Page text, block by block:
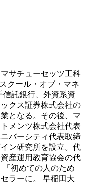
サチューセッツ工科
クール・オブ・マネ
信託銀行、外資系資
クス証券株式会社の
となる。その後、マ
メンツ株式会社代表
バーシティ代表取締
ン研究所を設立。代
産運用教育協会の代
「初めての人のため
ラーに。 早稲田大